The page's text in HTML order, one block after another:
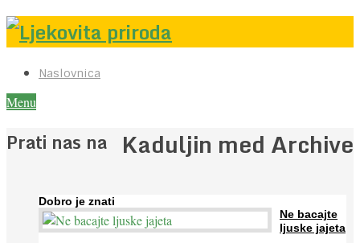
Naslovnica
Menu
Kaduljin med Archive
Dobro je znati
Ne bacajte
ljuske jajeta
Prati nas na